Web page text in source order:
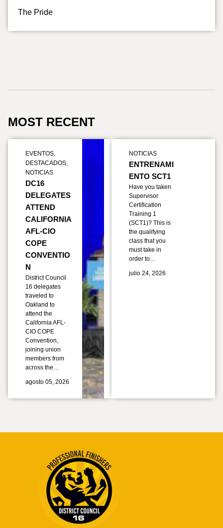
The Pride
MOST RECENT
EVENTOS,
DESTACADOS,
NOTICIAS
DC16
DELEGATES
ATTEND
CALIFORNIA
AFL-CIO
COPE
CONVENTIO
N
District Council
16 delegates
traveled to
Oakland to
attend the
California AFL-
CIO COPE
Convention,
joining union
members from
across the…
agosto 05, 2026
NOTICIAS
ENTRENAMI
ENTO SCT1
Have you taken
Supervisor
Certification
Training 1
(SCT1)? This is
the qualifying
class that you
must take in
order to…
julio 24, 2026